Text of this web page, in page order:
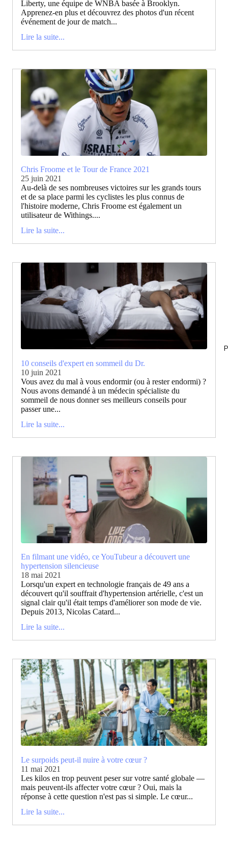
Liberty, une équipe de WNBA basée à Brooklyn.
Apprenez-en plus et découvrez des photos d'un récent
événement de jour de match...
Lire la suite...
Chris Froome et le Tour de France 2021
25 juin 2021
Au-delà de ses nombreuses victoires sur les grands tours
et de sa place parmi les cyclistes les plus connus de
l'histoire moderne, Chris Froome est également un
utilisateur de Withings....
Lire la suite...
10 conseils d'expert en sommeil du Dr.
10 juin 2021
Vous avez du mal à vous endormir (ou à rester endormi) ?
Nous avons demandé à un médecin spécialiste du
sommeil de nous donner ses meilleurs conseils pour
passer une...
Lire la suite...
En filmant une vidéo, ce YouTubeur a découvert une
hypertension silencieuse
18 mai 2021
Lorsqu'un expert en technologie français de 49 ans a
découvert qu'il souffrait d'hypertension artérielle, c'est un
signal clair qu'il était temps d'améliorer son mode de vie.
Depuis 2013, Nicolas Catard...
Lire la suite...
Le surpoids peut-il nuire à votre cœur ?
11 mai 2021
Les kilos en trop peuvent peser sur votre santé globale —
mais peuvent-ils affecter votre cœur ? Oui, mais la
réponse à cette question n'est pas si simple. Le cœur...
Lire la suite...